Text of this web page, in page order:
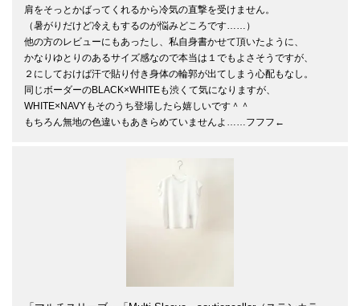
肩をそっとかばってくれるから冷気の直撃を受けません。
（暑がりだけど冷えもするのが悩みどころです……）
他の方のレビューにもあったし、私自身書かせて頂いたように、
かなりゆとりのあるサイズ感なので本当は１でもよさそうですが、
２にしておけば汗で貼り付き身体の輪郭が出てしまう心配もなし。
同じボーダーのBLACK×WHITEも渋くて気になりますが、
WHITE×NAVYもそのうち登場したら嬉しいです＾＾
もちろん無地の色違いもあきらめていませんよ……フフフ←